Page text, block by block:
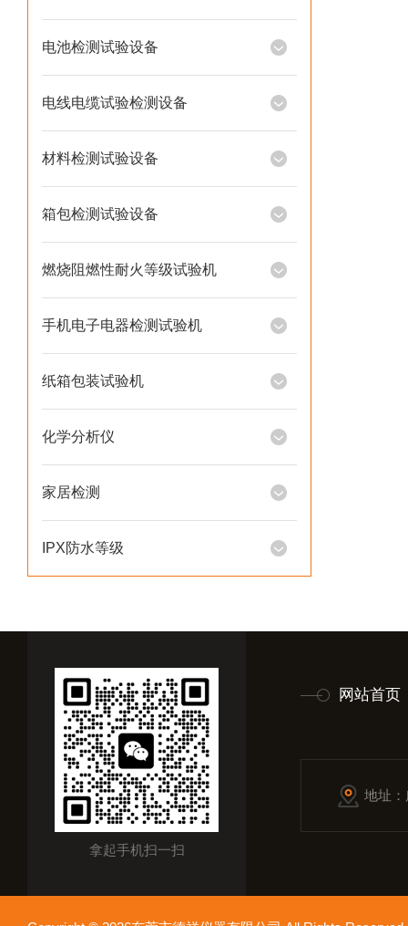
电池检测试验设备
电线电缆试验检测设备
材料检测试验设备
箱包检测试验设备
燃烧阻燃性耐火等级试验机
手机电子电器检测试验机
纸箱包装试验机
化学分析仪
家居检测
IPX防水等级
拿起手机扫一扫
网站首页
地址